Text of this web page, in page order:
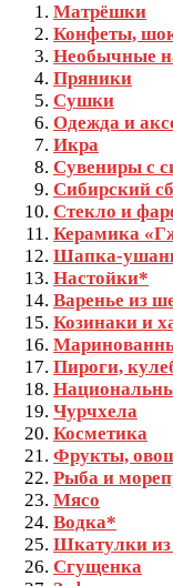
Матрёшки
Конфеты,
Необычные
Пряники
Сушки
Одежда и
Икра
Сувениры с
Сибирский
Стекло и
Керамика
Шапка-
Настойки*
Варенье из
Козинаки и
Пироги,
Чурчхела
Косметика
Фрукты,
Рыба и
Мясо
Водка*
Шкатулки из
Сгущенка